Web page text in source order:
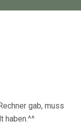
gab, muss
haben.^^